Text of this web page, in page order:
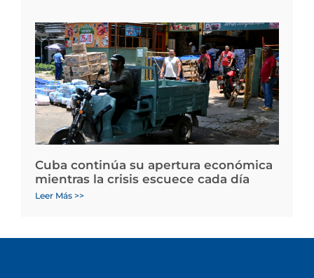
Cuba continúa su apertura económica
mientras la crisis escuece cada día
Leer Más >>